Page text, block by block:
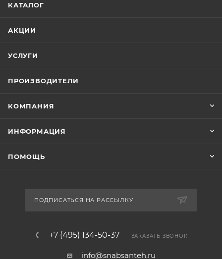
КАТАЛОГ
АКЦИИ
УСЛУГИ
ПРОИЗВОДИТЕЛИ
КОМПАНИЯ
ИНФОРМАЦИЯ
ПОМОЩЬ
ПОДПИСАТЬСЯ НА РАССЫЛКУ
+7 (495) 134-50-37 ЗАКАЗАТЬ ЗВОНОК
info@snabsanteh.ru